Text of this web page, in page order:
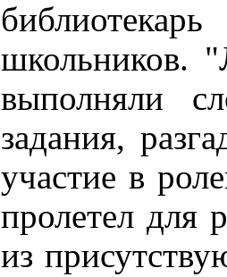
школьников.
выполняли
задания,
участие в
пролетел для
из